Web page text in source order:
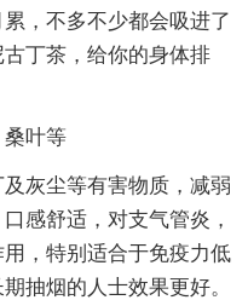
，不多不少都会吸进了
丁茶，给你的身体排
叶等
灰尘等有害物质，减弱
感舒适，对支气管炎，
，特别适合于免疫力低
抽烟的人士效果更好。